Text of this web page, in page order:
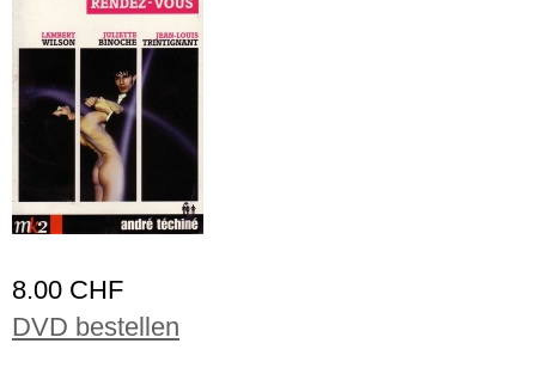
8.00 CHF
DVD bestellen